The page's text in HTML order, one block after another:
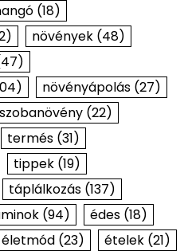
(18)
növények(48)
növényápolás(27)
szobanövény(22)
termés(31)
tippek(19)
táplálkozás(137)
(94) édes(18)
életmód(23) ételek(21)